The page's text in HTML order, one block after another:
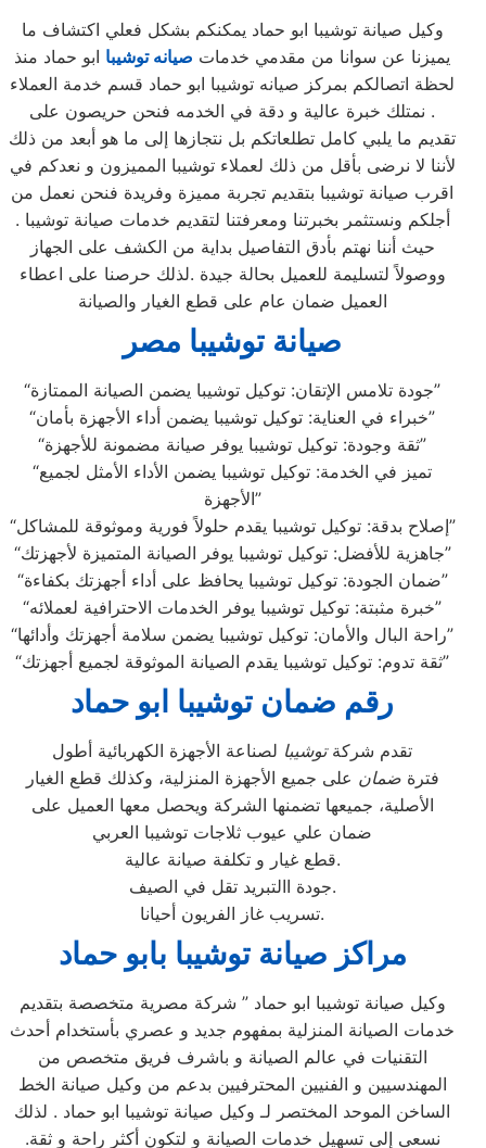
وكيل صيانة توشيبا ابو حماد يمكنكم بشكل فعلي اكتشاف ما
يميزنا عن سوانا من مقدمي خدمات صيانه توشيبا ابو حماد منذ
لحظة اتصالكم بمركز صيانه توشيبا ابو حماد قسم خدمة العملاء
. نمتلك خبرة عالية و دقة في الخدمه فنحن حريصون على
تقديم ما يلبي كامل تطلعاتكم بل نتجازها إلى ما هو أبعد من ذلك
لأننا لا نرضى بأقل من ذلك لعملاء توشيبا المميزون و نعدكم في
اقرب صيانة توشيبا بتقديم تجربة مميزة وفريدة فنحن نعمل من
أجلكم ونستثمر بخبرتنا ومعرفتنا لتقديم خدمات صيانة توشيبا .
حيث أننا نهتم بأدق التفاصيل بداية من الكشف على الجهاز
ووصولاً لتسليمة للعميل بحالة جيدة .لذلك حرصنا على اعطاء
العميل ضمان عام على قطع الغيار والصيانة
صيانة توشيبا مصر
“جودة تلامس الإتقان: توكيل توشيبا يضمن الصيانة الممتازة”
“خبراء في العناية: توكيل توشيبا يضمن أداء الأجهزة بأمان”
“ثقة وجودة: توكيل توشيبا يوفر صيانة مضمونة للأجهزة”
“تميز في الخدمة: توكيل توشيبا يضمن الأداء الأمثل لجميع
الأجهزة”
“إصلاح بدقة: توكيل توشيبا يقدم حلولاً فورية وموثوقة للمشاكل”
“جاهزية للأفضل: توكيل توشيبا يوفر الصيانة المتميزة لأجهزتك”
“ضمان الجودة: توكيل توشيبا يحافظ على أداء أجهزتك بكفاءة”
“خبرة مثبتة: توكيل توشيبا يوفر الخدمات الاحترافية لعملائه”
“راحة البال والأمان: توكيل توشيبا يضمن سلامة أجهزتك وأدائها”
“ثقة تدوم: توكيل توشيبا يقدم الصيانة الموثوقة لجميع أجهزتك”
رقم ضمان توشيبا ابو حماد
تقدم شركةتوشيبا لصناعة الأجهزة الكهربائية أطول
فترةضمان على جميع الأجهزة المنزلية، وكذلك قطع الغيار
الأصلية، جميعها تضمنها الشركة ويحصل معها العميل على
ضمان علي عيوب ثلاجات توشيبا العربي
قطع غيار و تكلفة صيانة عالية.
جودة االتبريد تقل في الصيف.
تسريب غاز الفريون أحيانا.
مراكز صيانة توشيبا بابو حماد
وكيل صيانة توشيبا ابو حماد ” شركة مصرية متخصصة بتقديم
خدمات الصيانة المنزلية بمفهوم جديد و عصري بأستخدام أحدث
التقنيات في عالم الصيانة و باشرف فريق متخصص من
المهندسيين و الفنيين المحترفيين بدعم من وكيل صيانة الخط
الساخن الموحد المختصر لـ وكيل صيانة توشيبا ابو حماد . لذلك
نسعى إلى تسهيل خدمات الصيانة و لتكون أكثر راحة و ثقة.